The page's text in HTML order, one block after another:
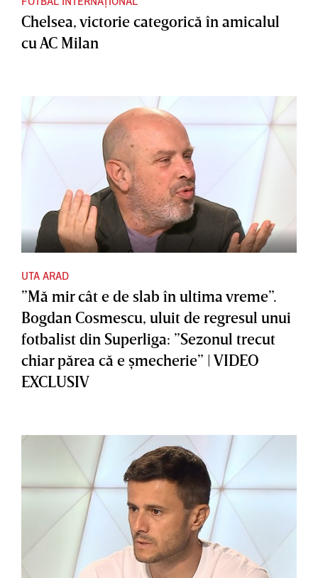
Chelsea, victorie categorică în amicalul
cu AC Milan
UTA ARAD
”Mă mir cât e de slab în ultima vreme”.
Bogdan Cosmescu, uluit de regresul unui
fotbalist din Superliga: ”Sezonul trecut
chiar părea că e şmecherie” | VIDEO
EXCLUSIV